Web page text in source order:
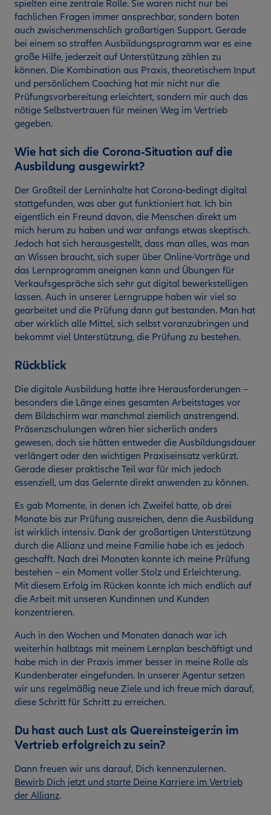
spielten eine zentrale Rolle. Sie waren nicht nur bei
fachlichen Fragen immer ansprechbar, sondern boten
auch zwischenmenschlich großartigen Support. Gerade
bei einem so straffen Ausbildungsprogramm war es eine
große Hilfe, jederzeit auf Unterstützung zählen zu
können. Die Kombination aus Praxis, theoretischem Input
und persönlichem Coaching hat mir nicht nur die
Prüfungsvorbereitung erleichtert, sondern mir auch das
nötige Selbstvertrauen für meinen Weg im Vertrieb
gegeben.
Wie hat sich die Corona-Situation auf die
Ausbildung ausgewirkt?
Der Großteil der Lerninhalte hat Corona-bedingt digital
stattgefunden, was aber gut funktioniert hat. Ich bin
eigentlich ein Freund davon, die Menschen direkt um
mich herum zu haben und war anfangs etwas skeptisch.
Jedoch hat sich herausgestellt, dass man alles, was man
an Wissen braucht, sich super über Online-Vorträge und
das Lernprogramm aneignen kann und Übungen für
Verkaufsgespräche sich sehr gut digital bewerkstelligen
lassen. Auch in unserer Lerngruppe haben wir viel so
gearbeitet und die Prüfung dann gut bestanden. Man hat
aber wirklich alle Mittel, sich selbst voranzubringen und
bekommt viel Unterstützung, die Prüfung zu bestehen.
Rückblick
Die digitale Ausbildung hatte ihre Herausforderungen –
besonders die Länge eines gesamten Arbeitstages vor
dem Bildschirm war manchmal ziemlich anstrengend.
Präsenzschulungen wären hier sicherlich anders
gewesen, doch sie hätten entweder die Ausbildungsdauer
verlängert oder den wichtigen Praxiseinsatz verkürzt.
Gerade dieser praktische Teil war für mich jedoch
essenziell, um das Gelernte direkt anwenden zu können.
Es gab Momente, in denen ich Zweifel hatte, ob drei
Monate bis zur Prüfung ausreichen, denn die Ausbildung
ist wirklich intensiv. Dank der großartigen Unterstützung
durch die Allianz und meine Familie habe ich es jedoch
geschafft. Nach drei Monaten konnte ich meine Prüfung
bestehen – ein Moment voller Stolz und Erleichterung.
Mit diesem Erfolg im Rücken konnte ich mich endlich auf
die Arbeit mit unseren Kundinnen und Kunden
konzentrieren.
Auch in den Wochen und Monaten danach war ich
weiterhin halbtags mit meinem Lernplan beschäftigt und
habe mich in der Praxis immer besser in meine Rolle als
Kundenberater eingefunden. In unserer Agentur setzen
wir uns regelmäßig neue Ziele und ich freue mich darauf,
diese Schritt für Schritt zu erreichen.
Du hast auch Lust als Quereinsteiger:in im
Vertrieb erfolgreich zu sein?
Dann freuen wir uns darauf, Dich kennenzulernen.
Bewirb Dich jetzt und starte Deine Karriere im Vertrieb
der Allianz.